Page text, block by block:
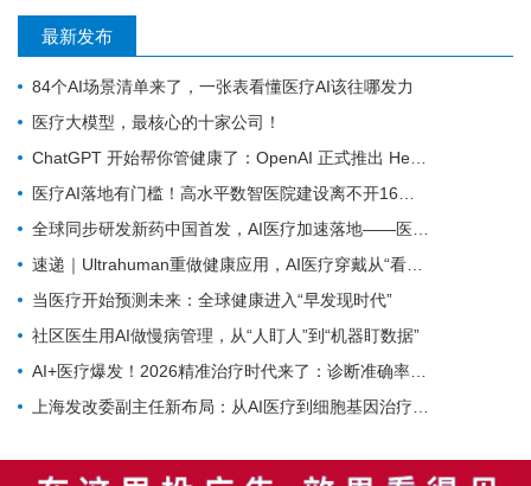
最新发布
84个AI场景清单来了，一张表看懂医疗AI该往哪发力
医疗大模型，最核心的十家公司！
ChatGPT 开始帮你管健康了：OpenAI 正式推出 Health 功能，AI 进入医疗意味着什么？
医疗AI落地有门槛！高水平数智医院建设离不开16个能力（附自查表）
全球同步研发新药中国首发，AI医疗加速落地——医疗前沿资讯速览
速递｜Ultrahuman重做健康应用，AI医疗穿戴从“看数据”转向“给行动”
当医疗开始预测未来：全球健康进入“早发现时代”
社区医生用AI做慢病管理，从“人盯人”到“机器盯数据”
AI+医疗爆发！2026精准治疗时代来了：诊断准确率98%+，100+罕见病不再“无药可医”？
上海发改委副主任新布局：从AI医疗到细胞基因治疗，探寻前沿医疗产业增长密码